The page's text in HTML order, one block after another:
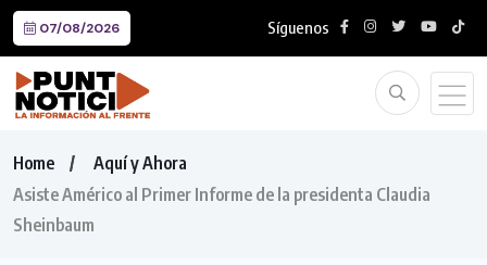
07/08/2026 Síguenos
Home
Aquí y Ahora
Asiste Américo al Primer Informe de la presidenta Claudia
Sheinbaum